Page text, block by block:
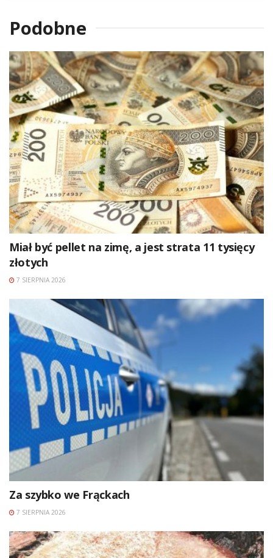
Podobne
Miał być pellet na zimę, a jest strata 11 tysięcy
złotych
7 SIERPNIA 2026
Za szybko we Frąckach
7 SIERPNIA 2026